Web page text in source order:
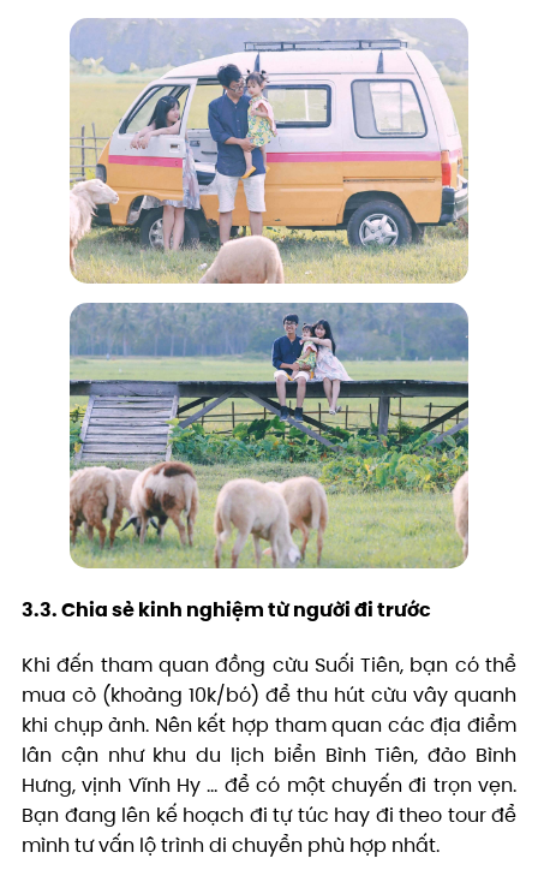
3.3. Chia sẻ kinh nghiệm từ người đi trước
Khi đến tham quan đồng cừu Suối Tiên, bạn có thể
mua cỏ (khoảng 10k/bó) để thu hút cừu vây quanh
khi chụp ảnh. Nên kết hợp tham quan các địa điểm
lân cận như khu du lịch biển Bình Tiên, đảo Bình
Hưng, vịnh Vĩnh Hy … để có một chuyến đi trọn vẹn.
Bạn đang lên kế hoạch đi tự túc hay đi theo tour để
mình tư vấn lộ trình di chuyển phù hợp nhất.